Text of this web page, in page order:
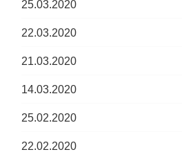
25.03.2020
22.03.2020
21.03.2020
14.03.2020
25.02.2020
22.02.2020